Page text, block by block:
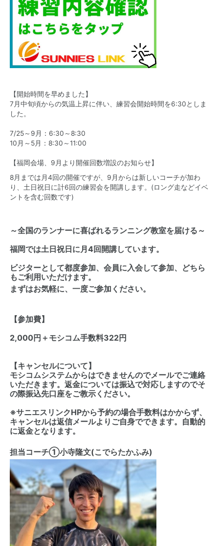
【開始時間を早めました】
7月中旬頃からの気温上昇に伴い、練習会開始時間を6:30としま
した。
7/25～9月：6:30～8:30
10月～5月：8:30～11:00
【福岡会場、9月より開催回数増設のお知らせ】
8月までは月4回の開催ですが、9月からは新しいコーチが加わ
り、土日祝日に計6回の練習会を開講します。(ロング走などイベ
ントを含む回数です)
～全国のランナーに喜ばれるランニング教室を届ける～
福岡では土日祝日に月4回開講しています。
ビジターとして都度参加、会員に入会して参加、どちら
もご利用いただけます。
まずはお気軽に、一度ご参加ください。
【参加費】
2,000円＋モシコム手数料322円
【キャンセルについて】
モシコムシステムからはできませんのでメールでご連絡
いただきます。返金については振込で対応しますのでそ
の際振込先口座をご教示ください。
※サニエスリンクHPから予約の場合手数料はかからず、
キャンセルは返信メールよりご自身でできます。自動的
に返金となります。
担当コーチ①小寺隆文(こでらたかふみ)